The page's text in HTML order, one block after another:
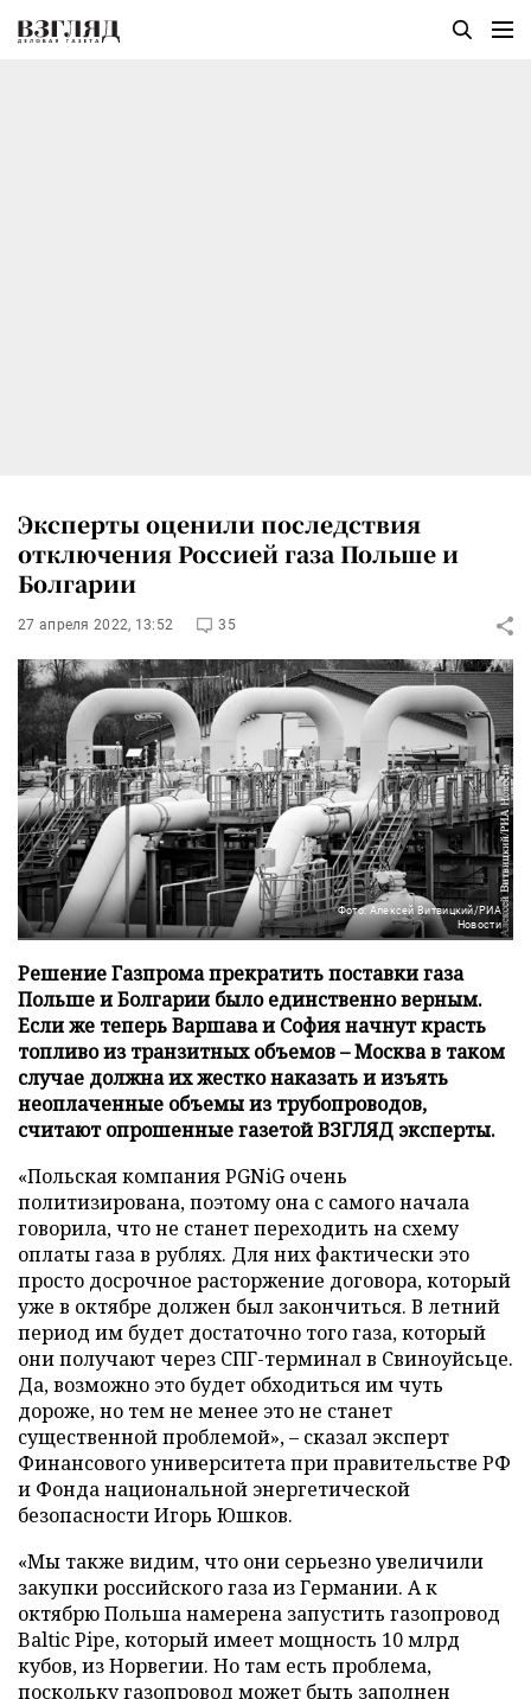
Эксперты оценили последствия
отключения Россией газа Польше и
Болгарии
27 апреля 2022, 13:52 35
Фото: Алексей Витвицкий/РИА
Новости
Решение Газпрома прекратить поставки газа
Польше и Болгарии было единственно верным.
Если же теперь Варшава и София начнут красть
топливо из транзитных объемов – Москва в таком
случае должна их жестко наказать и изъять
неоплаченные объемы из трубопроводов,
считают опрошенные газетой ВЗГЛЯД эксперты.
«Польская компания PGNiG очень
политизирована, поэтому она с самого начала
говорила, что не станет переходить на схему
оплаты газа в рублях. Для них фактически это
просто досрочное расторжение договора, который
уже в октябре должен был закончиться. В летний
период им будет достаточно того газа, который
они получают через СПГ-терминал в Свиноуйсьце.
Да, возможно это будет обходиться им чуть
дороже, но тем не менее это не станет
существенной проблемой», – сказал эксперт
Финансового университета при правительстве РФ
и Фонда национальной энергетической
безопасности Игорь Юшков.
«Мы также видим, что они серьезно увеличили
закупки российского газа из Германии. А к
октябрю Польша намерена запустить газопровод
Baltic Pipe, который имеет мощность 10 млрд
кубов, из Норвегии. Но там есть проблема,
поскольку газопровод может быть заполнен